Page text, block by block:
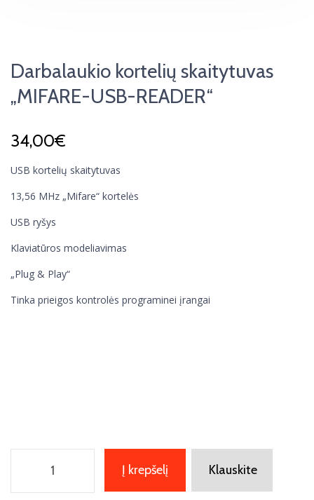
Darbalaukio kortelių skaitytuvas
„MIFARE-USB-READER“
34,00€
USB kortelių skaitytuvas
13,56 MHz „Mifare“ kortelės
USB ryšys
Klaviatūros modeliavimas
„Plug & Play“
Tinka prieigos kontrolės programinei įrangai
Į krepšelį Klauskite